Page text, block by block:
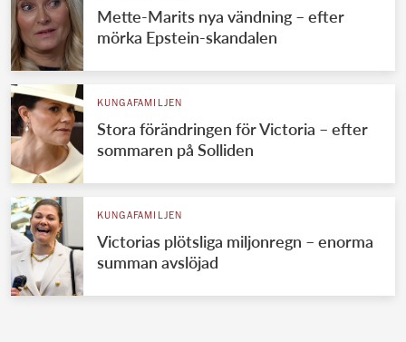
Mette-Marits nya vändning – efter
mörka Epstein-skandalen
KUNGAFAMILJEN
Stora förändringen för Victoria – efter
sommaren på Solliden
KUNGAFAMILJEN
Victorias plötsliga miljonregn – enorma
summan avslöjad